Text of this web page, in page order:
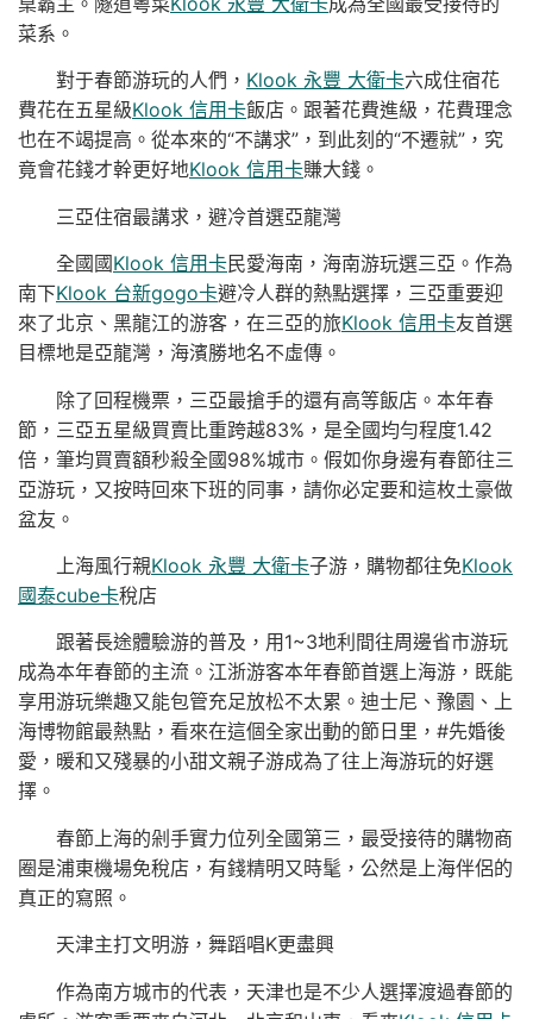
菜系。
對于春節游玩的人們， Klook 永豐 大衛卡六成住宿花
費花在五星級Klook 信用卡飯店。跟著花費進級，花費理念
也在不竭提高。從本來的“不講求”，到此刻的“不遷就”，究
竟會花錢才幹更好地Klook 信用卡賺大錢。
三亞住宿最講求，避冷首選亞龍灣
全國國Klook 信用卡民愛海南，海南游玩選三亞。作為
南下Klook 台新gogo卡避冷人群的熱點選擇，三亞重要迎
來了北京、黑龍江的游客，在三亞的旅Klook 信用卡友首選
目標地是亞龍灣，海濱勝地名不虛傳。
除了回程機票，三亞最搶手的還有高等飯店。本年春
節，三亞五星級買賣比重跨越83%，是全國均勻程度1.42
倍，筆均買賣額秒殺全國98%城市。假如你身邊有春節往三
亞游玩，又按時回來下班的同事，請你必定要和這枚土豪做
盆友。
上海風行親Klook 永豐 大衛卡子游，購物都往免Klook
國泰cube卡稅店
跟著長途體驗游的普及，用1~3地利間往周邊省市游玩
成為本年春節的主流。江浙游客本年春節首選上海游，既能
享用游玩樂趣又能包管充足放松不太累。迪士尼、豫園、上
海博物館最熱點，看來在這個全家出動的節日里，#先婚後
愛，暖和又殘暴的小甜文親子游成為了往上海游玩的好選
擇。
春節上海的剁手實力位列全國第三，最受接待的購物商
圈是浦東機場免稅店，有錢精明又時髦，公然是上海伴侶的
真正的寫照。
天津主打文明游，舞蹈唱K更盡興
作為南方城市的代表，天津也是不少人選擇渡過春節的